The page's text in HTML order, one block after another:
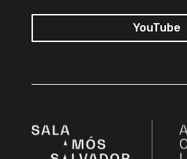
YouTube